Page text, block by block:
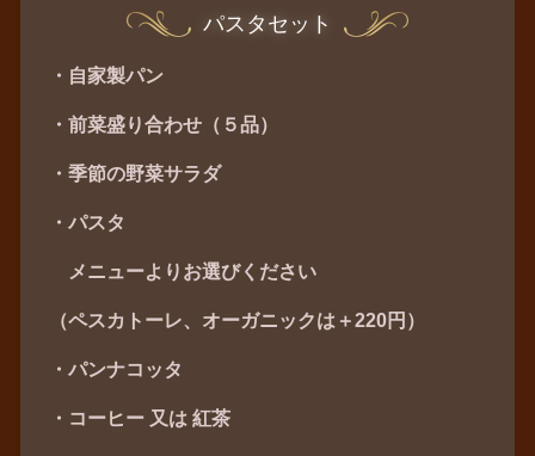
パスタセット
・自家製パン
・前菜盛り合わせ（５品）
・季節の野菜サラダ
・パスタ
メニューよりお選びください
（ペスカトーレ、オーガニックは＋220円）
・パンナコッタ
・コーヒー 又は 紅茶